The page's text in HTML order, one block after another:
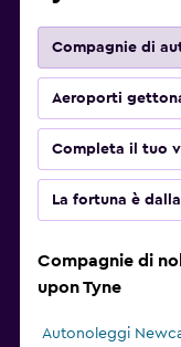
Compagnie di
Aeroporti
Completa il tuo
La fortuna è
Compagnie di
upon Tyne
Autonoleggi